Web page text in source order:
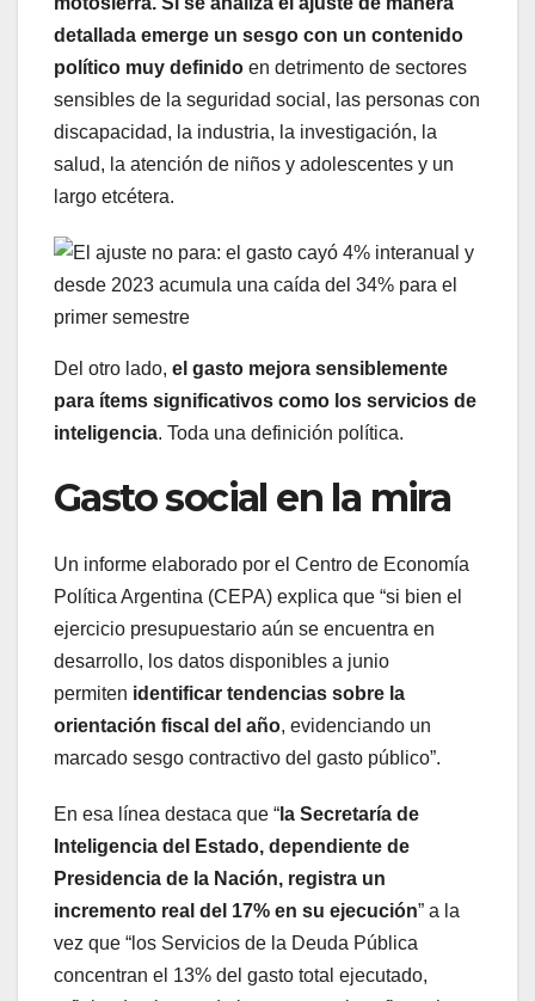
detallada emerge un sesgo con un contenido
político muy definido en detrimento de sectores
sensibles de la seguridad social, las personas con
discapacidad, la industria, la investigación, la
salud, la atención de niños y adolescentes y un
largo etcétera.
Del otro lado, el gasto mejora sensiblemente
para ítems significativos como los servicios de
inteligencia. Toda una definición política.
Gasto social en la mira
Un informe elaborado por el Centro de Economía
Política Argentina (CEPA) explica que “si bien el
ejercicio presupuestario aún se encuentra en
desarrollo, los datos disponibles a junio
permiten identificar tendencias sobre la
orientación fiscal del año, evidenciando un
marcado sesgo contractivo del gasto público”.
En esa línea destaca que “ la Secretaría de
Inteligencia del Estado, dependiente de
Presidencia de la Nación, registra un
incremento real del 17% en su ejecución” a la
vez que “los Servicios de la Deuda Pública
concentran el 13% del gasto total ejecutado,